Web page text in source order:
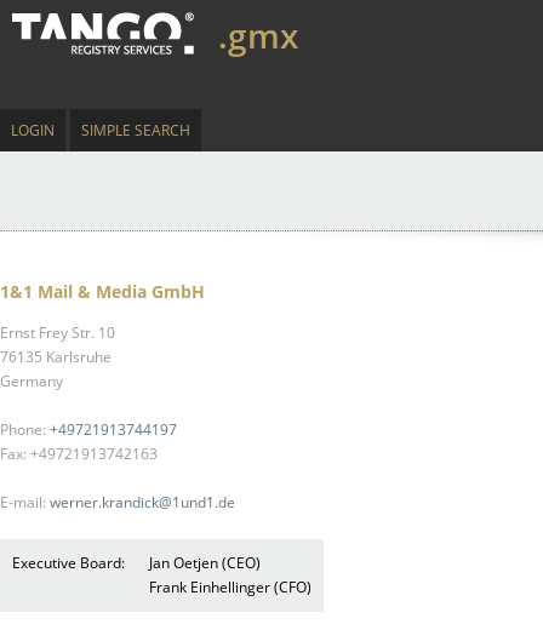
.gmx
LOGIN SIMPLE SEARCH
1&1 Mail & Media GmbH
Ernst Frey Str. 10
76135 Karlsruhe
Germany
Phone: +49721913744197
Fax: +49721913742163
E-mail: werner.krandick@1und1.de
Executive Board:
Jan Oetjen (CEO)
Frank Einhellinger (CFO)